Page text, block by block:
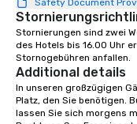
from ingredient
instruction, making
planning seamless.
Safety Document
Stornierungen sind zwei
des Hotels bis 16.00 Uhr
Stornogebühren anfallen.
Additional details
In unseren großzügigen
Platz, den Sie benötigen.
lassen Sie sich morgens